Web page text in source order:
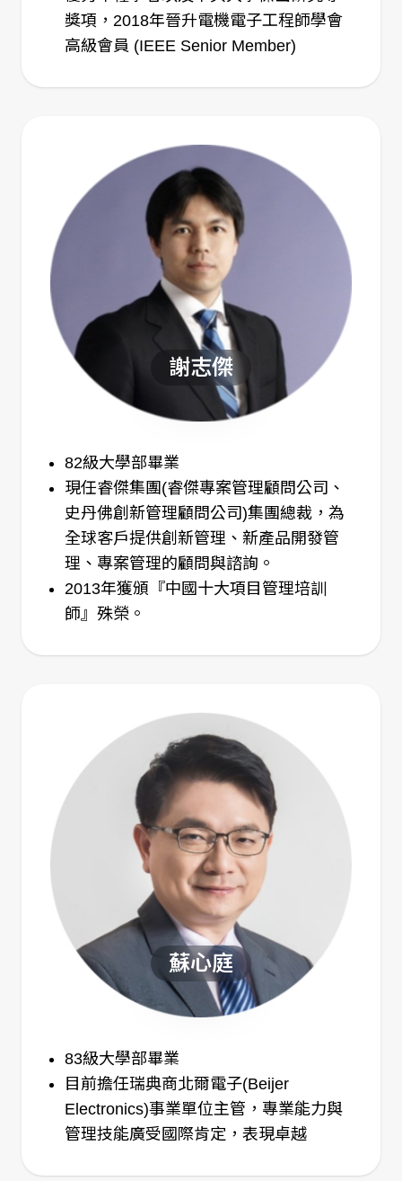
獎項，2018年晉升電機電子工程師學會
高級會員 (IEEE Senior Member)
謝志傑
82級大學部畢業
現任睿傑集團(睿傑專案管理顧問公司、
史丹佛創新管理顧問公司)集團總裁，為
全球客戶提供創新管理、新產品開發管
理、專案管理的顧問與諮詢。
2013年獲頒『中國十大項目管理培訓
師』殊榮。
蘇心庭
83級大學部畢業
目前擔任瑞典商北爾電子(Beijer
Electronics)事業單位主管，專業能力與
管理技能廣受國際肯定，表現卓越